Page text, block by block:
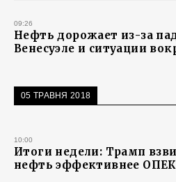
09:26
Нефть дорожает из-за
Венесуэле и ситуации
05 ТРАВНЯ 2018
10:00
Итоги недели: Трамп
нефть эффективнее ОПЕК